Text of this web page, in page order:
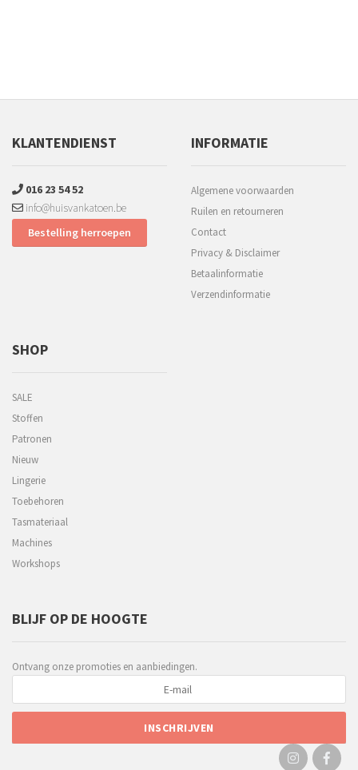
KLANTENDIENST
016 23 54 52
info@huisvankatoen.be
Bestelling herroepen
INFORMATIE
Algemene voorwaarden
Ruilen en retourneren
Contact
Privacy & Disclaimer
Betaalinformatie
Verzendinformatie
SHOP
SALE
Stoffen
Patronen
Nieuw
Lingerie
Toebehoren
Tasmateriaal
Machines
Workshops
BLIJF OP DE HOOGTE
Ontvang onze promoties en aanbiedingen.